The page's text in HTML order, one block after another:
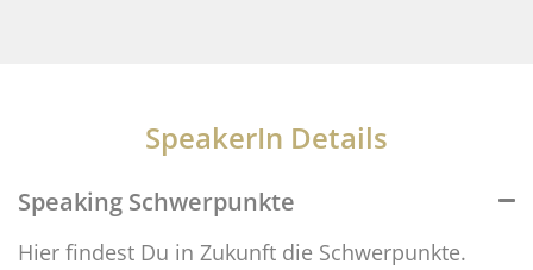
SpeakerIn Details
Speaking Schwerpunkte
Hier findest Du in Zukunft die Schwerpunkte.